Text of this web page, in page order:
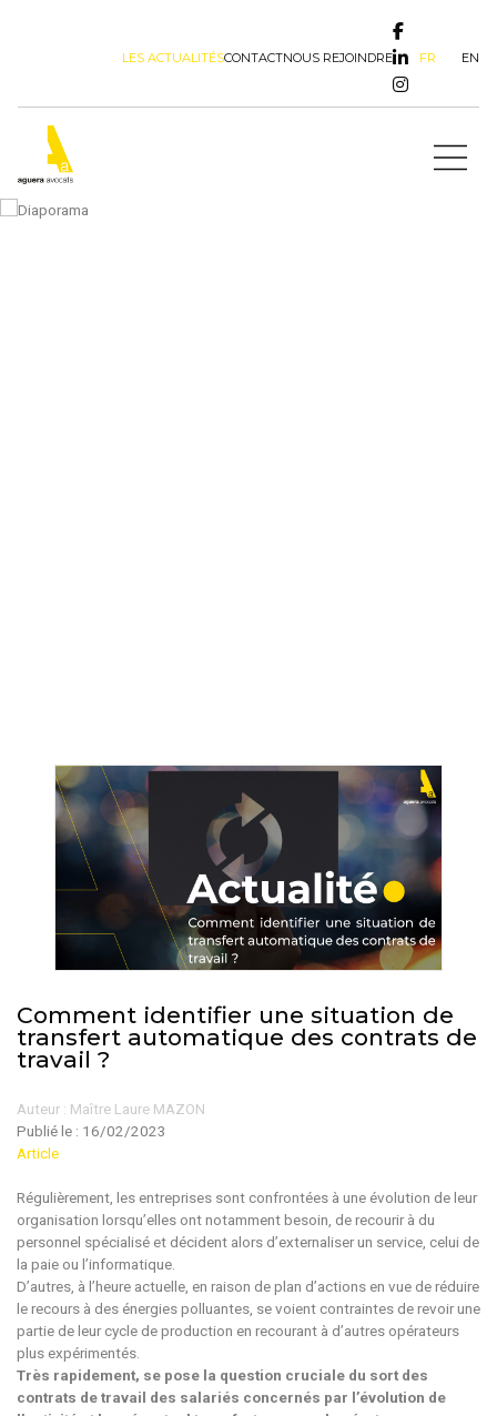
LES ACTUALITÉSCONTACTNOUS REJOINDRE FR EN
Comment identifier une situation de
transfert automatique des contrats de
travail ?
Auteur : Maître Laure MAZON
Publié le : 16/02/2023
Article
Régulièrement, les entreprises sont confrontées à une évolution de leur
organisation lorsqu’elles ont notamment besoin, de recourir à du
personnel spécialisé et décident alors d’externaliser un service, celui de
la paie ou l’informatique.
D’autres, à l’heure actuelle, en raison de plan d’actions en vue de réduire
le recours à des énergies polluantes, se voient contraintes de revoir une
partie de leur cycle de production en recourant à d’autres opérateurs
plus expérimentés.
Très rapidement, se pose la question cruciale du sort des
contrats de travail des salariés concernés par l’évolution de